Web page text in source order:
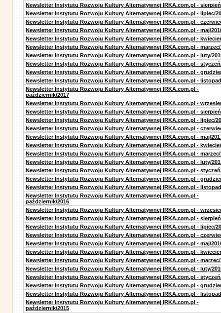
Newsletter Instytutu Rozwoju Kultury Alternatywnej IRKA.com.pl -
Newsletter Instytutu Rozwoju Kultury Alternatywnej IRKA.com.pl - lipiec/
Newsletter Instytutu Rozwoju Kultury Alternatywnej IRKA.com.pl -
Newsletter Instytutu Rozwoju Kultury Alternatywnej IRKA.com.pl - maj/
Newsletter Instytutu Rozwoju Kultury Alternatywnej IRKA.com.pl -
Newsletter Instytutu Rozwoju Kultury Alternatywnej IRKA.com.pl - marzec/
Newsletter Instytutu Rozwoju Kultury Alternatywnej IRKA.com.pl - luty/
Newsletter Instytutu Rozwoju Kultury Alternatywnej IRKA.com.pl -
Newsletter Instytutu Rozwoju Kultury Alternatywnej IRKA.com.pl -
Newsletter Instytutu Rozwoju Kultury Alternatywnej IRKA.com.pl -
Newsletter Instytutu Rozwoju Kultury Alternatywnej IRKA.com.pl -
październik/2017
Newsletter Instytutu Rozwoju Kultury Alternatywnej IRKA.com.pl -
Newsletter Instytutu Rozwoju Kultury Alternatywnej IRKA.com.pl -
Newsletter Instytutu Rozwoju Kultury Alternatywnej IRKA.com.pl - lipiec/
Newsletter Instytutu Rozwoju Kultury Alternatywnej IRKA.com.pl -
Newsletter Instytutu Rozwoju Kultury Alternatywnej IRKA.com.pl - maj/
Newsletter Instytutu Rozwoju Kultury Alternatywnej IRKA.com.pl -
Newsletter Instytutu Rozwoju Kultury Alternatywnej IRKA.com.pl - marzec/
Newsletter Instytutu Rozwoju Kultury Alternatywnej IRKA.com.pl - luty/
Newsletter Instytutu Rozwoju Kultury Alternatywnej IRKA.com.pl -
Newsletter Instytutu Rozwoju Kultury Alternatywnej IRKA.com.pl -
Newsletter Instytutu Rozwoju Kultury Alternatywnej IRKA.com.pl -
Newsletter Instytutu Rozwoju Kultury Alternatywnej IRKA.com.pl -
październik/2016
Newsletter Instytutu Rozwoju Kultury Alternatywnej IRKA.com.pl -
Newsletter Instytutu Rozwoju Kultury Alternatywnej IRKA.com.pl -
Newsletter Instytutu Rozwoju Kultury Alternatywnej IRKA.com.pl - lipiec/
Newsletter Instytutu Rozwoju Kultury Alternatywnej IRKA.com.pl -
Newsletter Instytutu Rozwoju Kultury Alternatywnej IRKA.com.pl - maj/
Newsletter Instytutu Rozwoju Kultury Alternatywnej IRKA.com.pl -
Newsletter Instytutu Rozwoju Kultury Alternatywnej IRKA.com.pl - marzec/
Newsletter Instytutu Rozwoju Kultury Alternatywnej IRKA.com.pl - luty/
Newsletter Instytutu Rozwoju Kultury Alternatywnej IRKA.com.pl -
Newsletter Instytutu Rozwoju Kultury Alternatywnej IRKA.com.pl -
Newsletter Instytutu Rozwoju Kultury Alternatywnej IRKA.com.pl -
Newsletter Instytutu Rozwoju Kultury Alternatywnej IRKA.com.pl -
październik/2015